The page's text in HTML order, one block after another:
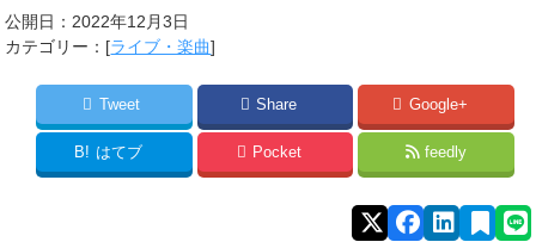
公開日： 2022年12月3日
カテゴリー：[ライブ・楽曲]
Tweet Share Google+
B! はてブ Pocket feedly